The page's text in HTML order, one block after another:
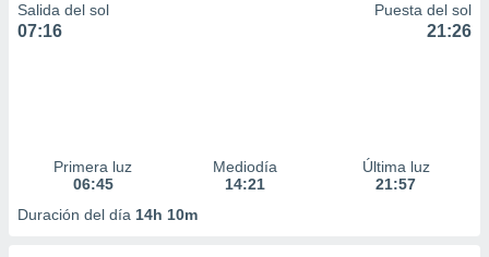
Salida del sol
07:16
Puesta del sol
21:26
Primera luz
06:45
Mediodía
14:21
Última luz
21:57
Duración del día 14h 10m